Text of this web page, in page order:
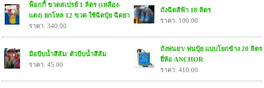
ฟ็อกกี้ ขวดสเปรย์ 1 ลิตร (เหลือง-
แดง) ยกโหล 12 ขวด ใช้ฉีดปุ๋ย ฉีดยา
ราคา: 340.00
ถังฉีดสีฟ้า 18 ลิตร
ราคา: 100.00
มือบีบน้ำสีส้ม/ ตัวบีบน้ำสีส้ม
ราคา: 45.00
ถังพ่นยา/ พ่นปุ๋ย แบบโยกข้าง 20 ลิตร
ยี่ห้อ ANCHOR
ราคา: 410.00